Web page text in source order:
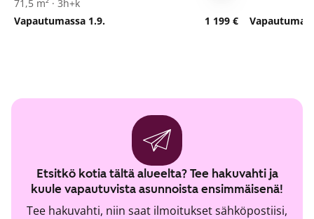
71,5 m² · 3h+k
Vapautumassa 1.9.
1 199 €
Etsitkö kotia tältä alueelta? Tee hakuvahti ja
kuule vapautuvista asunnoista ensimmäisenä!
Tee hakuvahti, niin saat ilmoitukset sähköpostiisi,